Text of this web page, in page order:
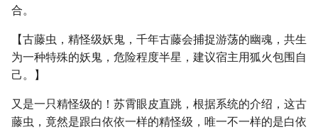
合。
【古藤虫，精怪级妖鬼，千年古藤会捕捉游荡的幽魂，共生
为一种特殊的妖鬼，危险程度半星，建议宿主用狐火包围自
己。】
又是一只精怪级的！苏霄眼皮直跳，根据系统的介绍，这古
藤虫，竟然是跟白依依一样的精怪级，唯一不一样的是白依